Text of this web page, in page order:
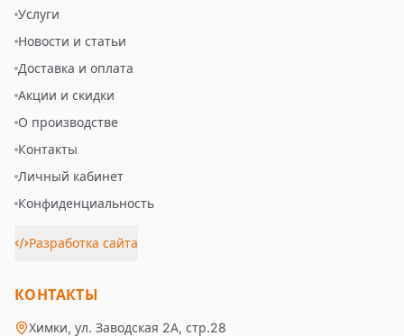
Услуги
Новости и статьи
Доставка и оплата
Акции и скидки
О производстве
Контакты
Личный кабинет
Конфиденциальность
Разработка сайта
КОНТАКТЫ
Химки, ул. Заводская 2А, стр.28